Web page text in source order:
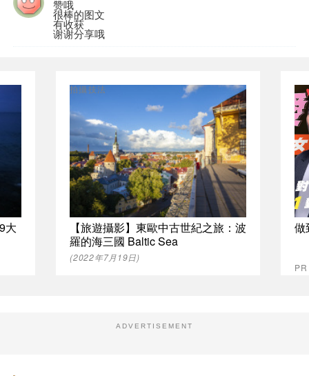
赞哦
很棒的图文
有收获
谢谢分享哦
大
【旅遊攝影】東歐中古世紀之旅：波
羅的海三國 Baltic Sea
拍攝技法
(2022年7月19日)
做
ADVERTISEMENT